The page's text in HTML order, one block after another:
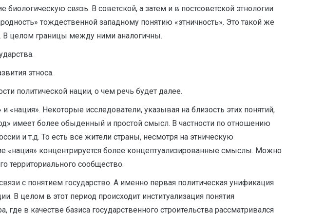
связь. В советской, а затем и в постсоветской этнологии
тождественной западному понятию «этничность». Это такой же
В целом границы между ними аналогичны.
этноса.
политической нации, о чем речь будет далее.
Некоторые исследователи, указывая на близость этих понятий,
имеет более обыденный и простой смысл. В частности по отношению
и т.д. То есть все жители страны, несмотря на этническую
«нация» концентрируется более концептуализированные смыслы. Можно
территориального сообщество.
с понятием государство. А именно первая политическая унификация
целом в этот период происходит институализация понятия
в качестве базиса государственного строительства рассматривался